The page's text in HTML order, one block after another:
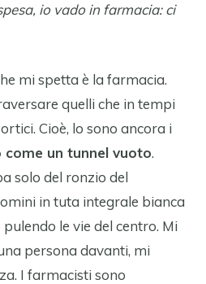
io vado in farmacia: ci
mi spetta è la farmacia.
quelli che in tempi
Cioè, lo sono ancora i
come un tunnel vuoto.
solo del ronzio del
in tuta integrale bianca
le vie del centro. Mi
persona davanti, mi
I farmacisti sono